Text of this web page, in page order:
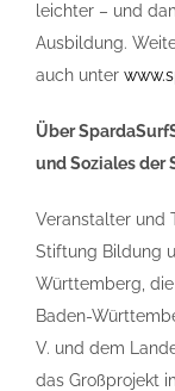
leichter – und
Ausbildung.
auch unter
Über
und Soziales der
Veranstalter und
Stiftung Bildung
Württemberg,
Baden-
V. und dem
das Großprojekt